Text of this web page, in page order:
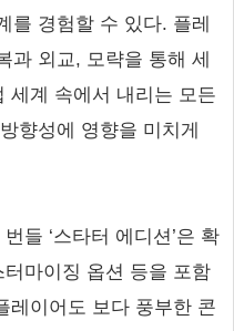
를 경험할 수 있다. 플레
과 외교, 모략을 통해 세
세계 속에서 내리는 모든
향성에 영향을 미치게
들 ‘스타터 에디션’은 확
마이징 옵션 등을 포함
레이어도 보다 풍부한 콘